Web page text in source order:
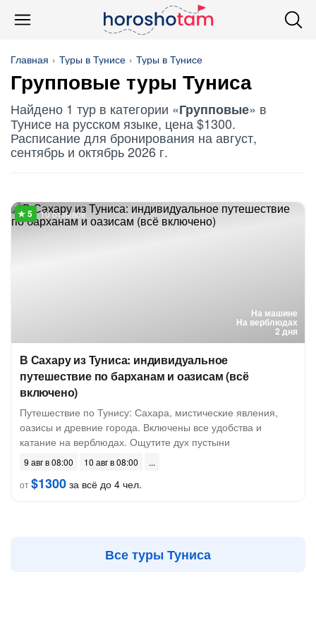
Главная Туры в Тунисе Туры в Тунисе
Групповые туры Туниса
Найдено 1 тур в категории «Групповые» в
Тунисе на русском языке, цена $1300.
Расписание для бронирования на август,
сентябрь и октябрь 2026 г.
На машине
На верблюдах
2 дня
10 отзывов
В Сахару из Туниса: индивидуальное
путешествие по барханам и оазисам (всё
включено)
Путешествие по Тунису: Сахара, мистические явления,
оазисы и древние города. Включены все удобства и
катание на верблюдах. Ощутите дух пустыни
9 авг в 08:00
10 авг в 08:00
от$1300 за всё до 4 чел.
Все туры Туниса